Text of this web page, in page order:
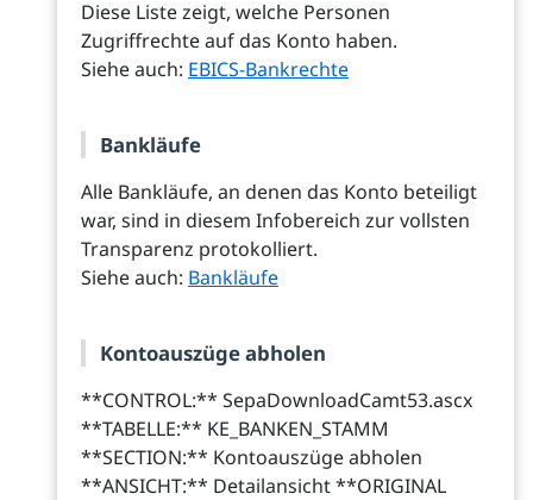
Diese Liste zeigt, welche Personen
Zugriffrechte auf das Konto haben.
Siehe auch: EBICS-Bankrechte
Bankläufe
Alle Bankläufe, an denen das Konto beteiligt
war, sind in diesem Infobereich zur vollsten
Transparenz protokolliert.
Siehe auch: Bankläufe
Kontoauszüge abholen
**CONTROL:** SepaDownloadCamt53.ascx
**TABELLE:** KE_BANKEN_STAMM
**SECTION:** Kontoauszüge abholen
**ANSICHT:** Detailansicht **ORIGINAL